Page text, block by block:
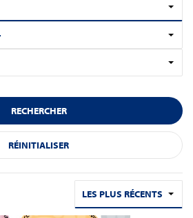
RECHERCHER
RÉINITIALISER
LES PLUS RÉCENTS